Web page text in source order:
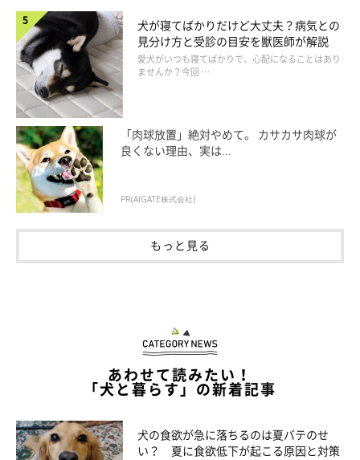
犬が寝てばかりだけど大丈夫？病気との
見分け方と受診の目安を獣医師が解説
愛犬がいつも寝てばかりで、心配になることはあり
ませんか？今回 …
「肉球放置」絶対やめて。 カサカサ肉球が
良くない理由、実は...
PR(AIGATE株式会社)
もっと見る
あわせて読みたい！
「犬と暮らす」の新着記事
犬の食欲が急に落ちるのは夏バテのせ
い？ 夏に食欲低下が起こる原因と対策